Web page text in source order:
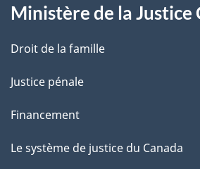
e
Ministère de la Justice
Droit de la famille
Justice pénale
Financement
Le système de justice du Canada